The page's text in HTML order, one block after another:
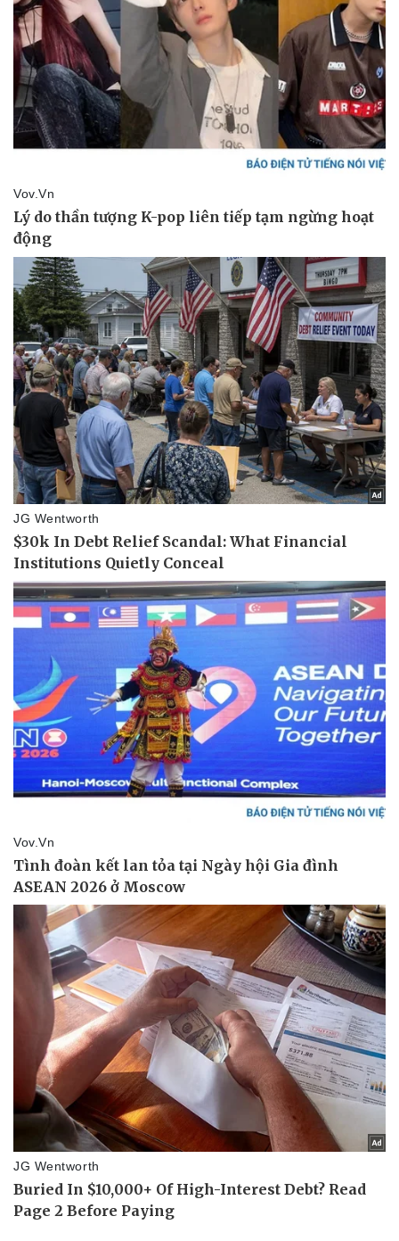
Văn hóa
Sân khấu - Điện ảnh
Văn học
Âm nhạc
Di sản
Giải trí
Nghệ sĩ
Thời trang
Sao Việt
Du lịch
Tư vấn
Săn Tour
check-in
Podcast
Đọc truyện đêm khuya